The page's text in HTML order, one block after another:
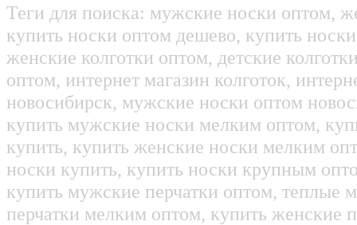
Теги для поиска: мужские носки оптом,
купить носки оптом дешево, купить
женские колготки оптом, детские
оптом, интернет магазин колготок,
новосибирск, мужские носки оптом
купить мужские носки мелким оптом,
купить, купить женские носки мелким
носки купить, купить носки крупным
купить мужские перчатки оптом, теплые
перчатки мелким оптом, купить женские